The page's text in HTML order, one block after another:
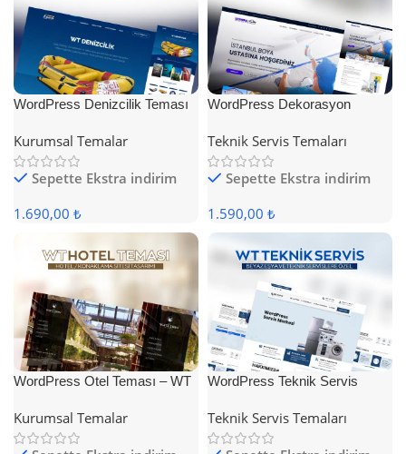
WordPress Denizcilik Teması
Kurumsal Temalar
Sepette Ekstra indirim
1.690,00 ₺
WordPress Dekorasyon
Teknik Servis Temaları
Sepette Ekstra indirim
1.590,00 ₺
WordPress Otel Teması – WT
Kurumsal Temalar
WordPress Teknik Servis
Teknik Servis Temaları